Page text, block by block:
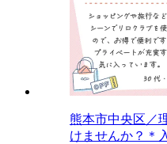
熊本市中央区／
けませんか？＊